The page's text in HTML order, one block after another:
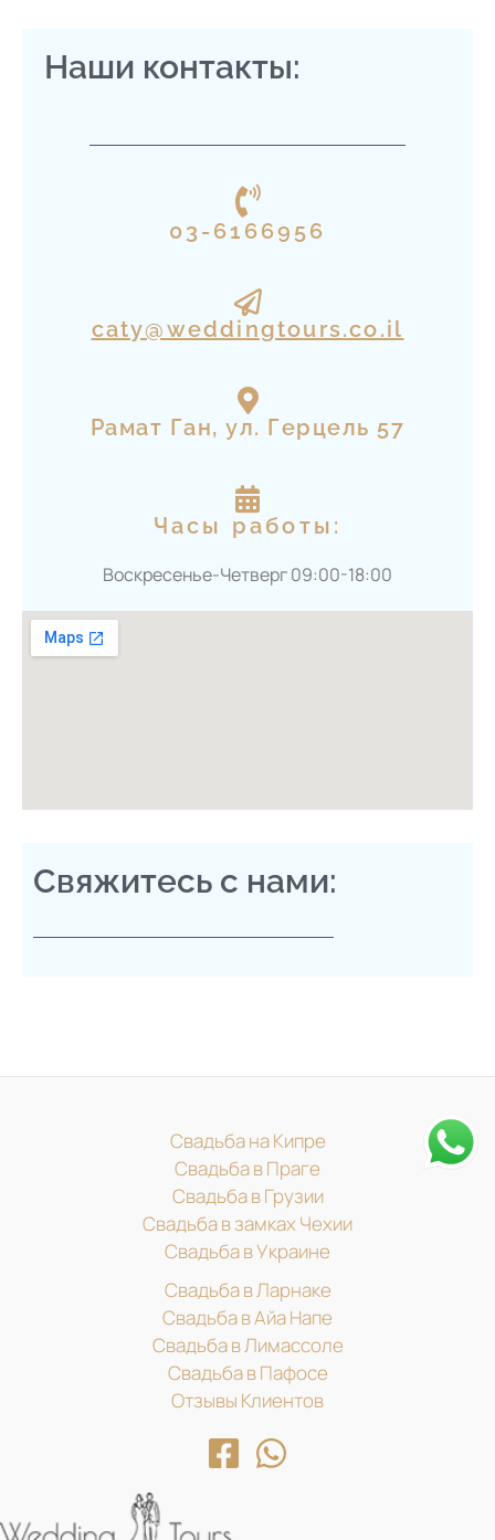
Наши контакты:
03-6166956
caty@weddingtours.co.il
Рамат Ган, ул. Герцель 57
Часы работы:
Воскресенье-Четверг 09:00-18:00
Свяжитесь с нами:
Свадьба на Кипре
Свадьба в Праге
Свадьба в Грузии
Свадьба в замках Чехии
Свадьба в Украине
Свадьба в Ларнаке
Свадьба в Айа Напе
Свадьба в Лимассоле
Свадьба в Пафосе
Отзывы Клиентов